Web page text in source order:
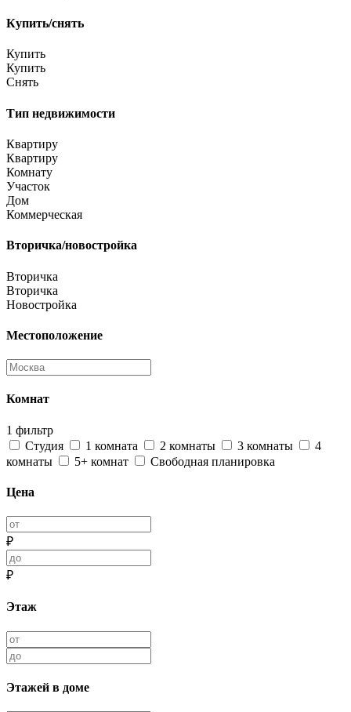
Купить/снять
Купить
Купить
Снять
Тип недвижимости
Квартиру
Квартиру
Комнату
Участок
Дом
Коммерческая
Вторичка/новостройка
Вторичка
Вторичка
Новостройка
Местоположение
Комнат
1 фильтр
Студия
1 комната 2 комнаты 3 комнаты
4
комнаты
5+ комнат Свободная планировка
Цена
₽
₽
Этаж
Этажей в доме